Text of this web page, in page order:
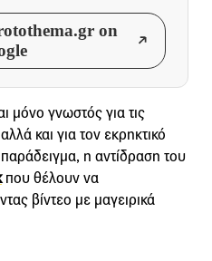
on
μόνο γνωστός για τις
και για τον εκρηκτικό
η αντίδραση του
που θέλουν να
βίντεο με μαγειρικά